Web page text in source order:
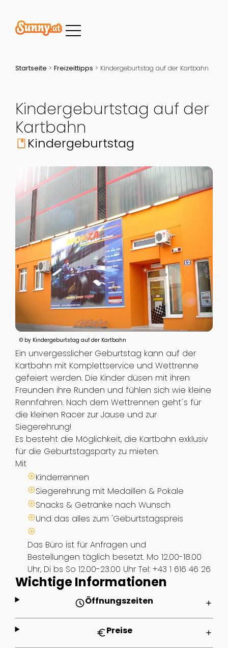
Startseite > Freizeittipps > Kindergeburtstag auf der Kartbahn
Kindergeburtstag auf der
Kartbahn
book Kindergeburtstag
© by Kindergeburtstag auf der Kartbahn
Ein unvergesslicher Geburtstag kann auf der
Kartbahn mit Komplettservice und Wettrenne
gefeiert werden. Die Kinder düsen mit ihren
Freunden ihre Runden und fühlen sich wie kleine
Rennfahren. Nach dem Wettrennen geht´s für
die kleinen Racer zur Jause und zur
Siegerehrung!
Es besteht die Möglichkeit, die Kartbahn exklusiv
für die Geburtstagsparty zu mieten.
Mit
Kinderrennen
Siegerehrung mit Medaillen & Pokale
Snacks & Getränke nach Wunsch
Und das alles zum 'Geburtstagspreis
Das Büro ist für Anfragen und
Bestellungen täglich besetzt. Mo 12.00-18.00
Uhr, Di bs So 12.00-23.00 Uhr Tel: +43 1 616 46 26
Wichtige Informationen
scheduleÖffnungszeiten add
euroPreise add